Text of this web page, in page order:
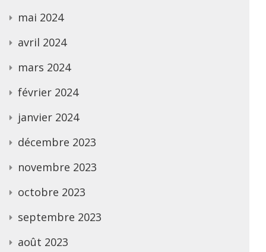
mai 2024
avril 2024
mars 2024
février 2024
janvier 2024
décembre 2023
novembre 2023
octobre 2023
septembre 2023
août 2023